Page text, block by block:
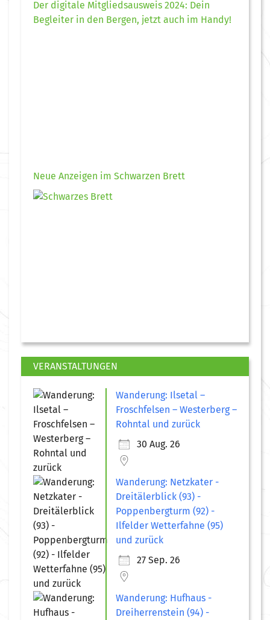
Der digitale Mitgliedsausweis 2024: Dein
Begleiter in den Bergen, jetzt auch im Handy!
Neue Anzeigen im Schwarzen Brett
VERANSTALTUNGEN
Wanderung: Ilsetal –
Froschfelsen – Westerberg –
Rohntal und zurück
30 Aug. 26
Wanderung: Netzkater -
Dreitälerblick (93) -
Poppenbergturm (92) -
Ilfelder Wetterfahne (95)
und zurück
27 Sep. 26
Wanderung: Hufhaus -
Dreiherrenstein (94) -